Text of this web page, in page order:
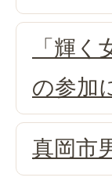
「輝
の参加
真岡市